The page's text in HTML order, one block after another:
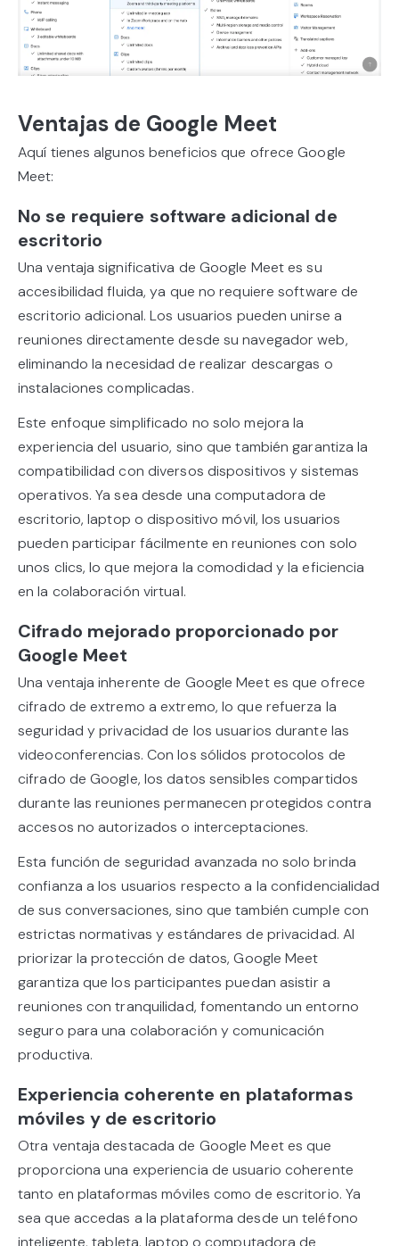
Ventajas de Google Meet
Aquí tienes algunos beneficios que ofrece Google
Meet:
No se requiere software adicional de
escritorio
Una ventaja significativa de Google Meet es su
accesibilidad fluida, ya que no requiere software de
escritorio adicional. Los usuarios pueden unirse a
reuniones directamente desde su navegador web,
eliminando la necesidad de realizar descargas o
instalaciones complicadas.
Este enfoque simplificado no solo mejora la
experiencia del usuario, sino que también garantiza la
compatibilidad con diversos dispositivos y sistemas
operativos. Ya sea desde una computadora de
escritorio, laptop o dispositivo móvil, los usuarios
pueden participar fácilmente en reuniones con solo
unos clics, lo que mejora la comodidad y la eficiencia
en la colaboración virtual.
Cifrado mejorado proporcionado por
Google Meet
Una ventaja inherente de Google Meet es que ofrece
cifrado de extremo a extremo, lo que refuerza la
seguridad y privacidad de los usuarios durante las
videoconferencias. Con los sólidos protocolos de
cifrado de Google, los datos sensibles compartidos
durante las reuniones permanecen protegidos contra
accesos no autorizados o interceptaciones.
Esta función de seguridad avanzada no solo brinda
confianza a los usuarios respecto a la confidencialidad
de sus conversaciones, sino que también cumple con
estrictas normativas y estándares de privacidad. Al
priorizar la protección de datos, Google Meet
garantiza que los participantes puedan asistir a
reuniones con tranquilidad, fomentando un entorno
seguro para una colaboración y comunicación
productiva.
Experiencia coherente en plataformas
móviles y de escritorio
Otra ventaja destacada de Google Meet es que
proporciona una experiencia de usuario coherente
tanto en plataformas móviles como de escritorio. Ya
sea que accedas a la plataforma desde un teléfono
inteligente, tableta, laptop o computadora de